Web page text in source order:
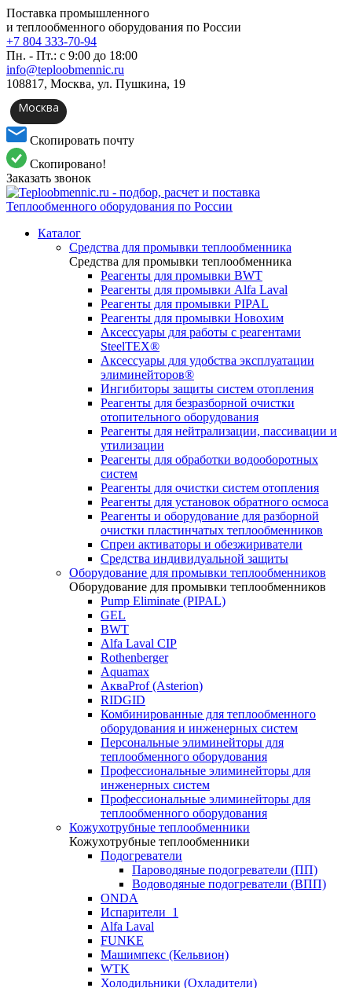
Поставка промышленного
и теплообменного оборудования по России
+7 804 333-70-94
Пн. - Пт.: с 9:00 до 18:00
info@teploobmennic.ru
108817, Москва, ул. Пушкина, 19
Москва
Скопировать почту
Скопировано!
Заказать звонок
Каталог
Средства для промывки теплообменника
Средства для промывки теплообменника
Реагенты для промывки BWT
Реагенты для промывки Alfa Laval
Реагенты для промывки PIPAL
Реагенты для промывки Новохим
Аксессуары для работы с реагентами
SteelTEX®
Аксессуары для удобства эксплуатации
элиминейторов®
Ингибиторы защиты систем отопления
Реагенты для безразборной очистки
отопительного оборудования
Реагенты для нейтрализации, пассивации и
утилизации
Реагенты для обработки водооборотных
систем
Реагенты для очистки систем отопления
Реагенты для установок обратного осмоса
Реагенты и оборудование для разборной
очистки пластинчатых теплообменников
Спреи активаторы и обезжириватели
Средства индивидуальной защиты
Оборудование для промывки теплообменников
Оборудование для промывки теплообменников
Pump Eliminate (PIPAL)
GEL
BWT
Alfa Laval CIP
Rothenberger
Aquamax
АкваProf (Asterion)
RIDGID
Комбинированные для теплообменного
оборудования и инженерных систем
Персональные элиминейторы для
теплообменного оборудования
Профессиональные элиминейторы для
инженерных систем
Профессиональные элиминейторы для
теплообменного оборудования
Кожухотрубные теплообменники
Кожухотрубные теплообменники
Подогреватели
Пароводяные подогреватели (ПП)
Водоводяные подогреватели (ВПП)
ONDA
Испарители_1
Alfa Laval
FUNKE
Машимпекс (Кельвион)
WTK
Холодильники (Охладители)